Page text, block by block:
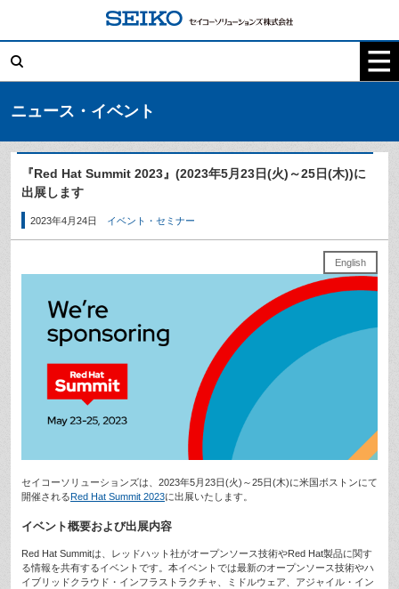
索:
ニュース・イベント
『Red Hat Summit 2023』(2023年5月23日(火)～25日(木))に
出展します
2023年4月24日 イベント・セミナー
English
セイコーソリューションズは、2023年5月23日(火)～25日(木)に米国ボストンにて
開催されるRed Hat Summit 2023に出展いたします。
イベント概要および出展内容
Red Hat Summitは、レッドハット社がオープンソース技術やRed Hat製品に関す
る情報を共有するイベントです。本イベントでは最新のオープンソース技術やハ
イブリッドクラウド・インフラストラクチャ、ミドルウェア、アジャイル・イン